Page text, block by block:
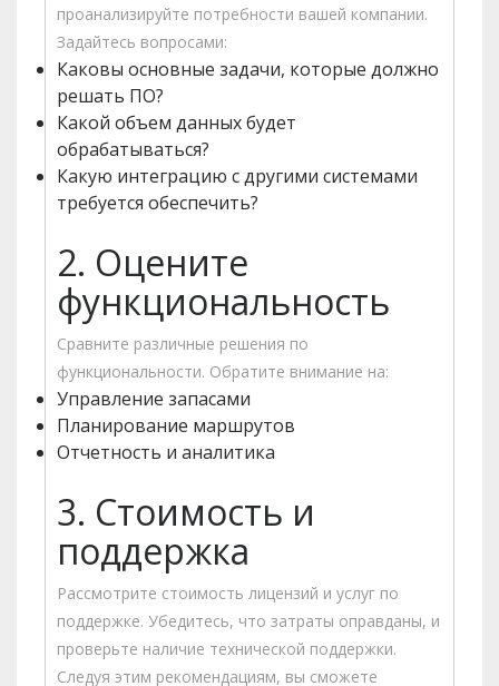
проанализируйте потребности вашей компании.
Задайтесь вопросами:
Каковы основные задачи, которые должно
решать ПО?
Какой объем данных будет
обрабатываться?
Какую интеграцию с другими системами
требуется обеспечить?
2. Оцените
функциональность
Сравните различные решения по
функциональности. Обратите внимание на:
Управление запасами
Планирование маршрутов
Отчетность и аналитика
3. Стоимость и
поддержка
Рассмотрите стоимость лицензий и услуг по
поддержке. Убедитесь, что затраты оправданы, и
проверьте наличие технической поддержки.
Следуя этим рекомендациям, вы сможете